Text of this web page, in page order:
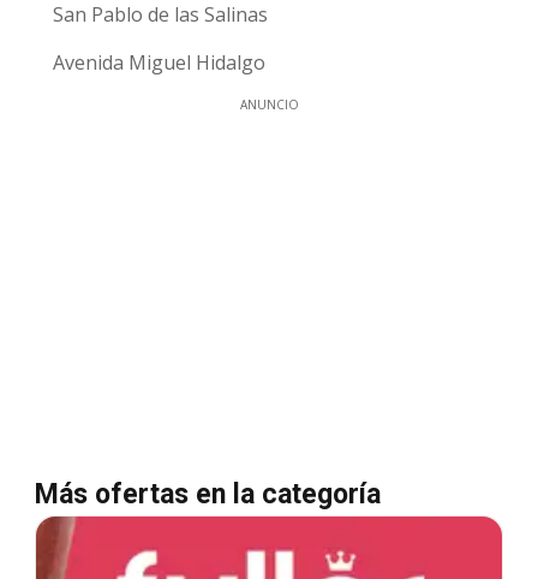
San Pablo de las Salinas
Avenida Miguel Hidalgo
ANUNCIO
Más ofertas en la categoría